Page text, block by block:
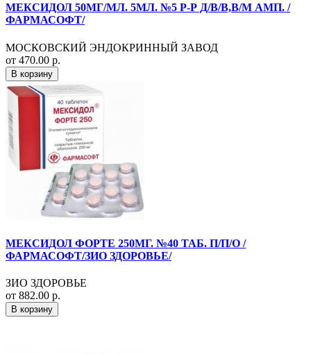
МЕКСИДОЛ 50МГ/МЛ. 5МЛ. №5 Р-Р Д/В/В,В/М АМП. /
ФАРМАСОФТ/
МОСКОВСКИЙ ЭНДОКРИННЫЙ ЗАВОД
от 470.00 р.
В корзину
МЕКСИДОЛ ФОРТЕ 250МГ. №40 ТАБ. П/П/О /
ФАРМАСОФТ/ЗИО ЗДОРОВЬЕ/
ЗИО ЗДОРОВЬЕ
от 882.00 р.
В корзину